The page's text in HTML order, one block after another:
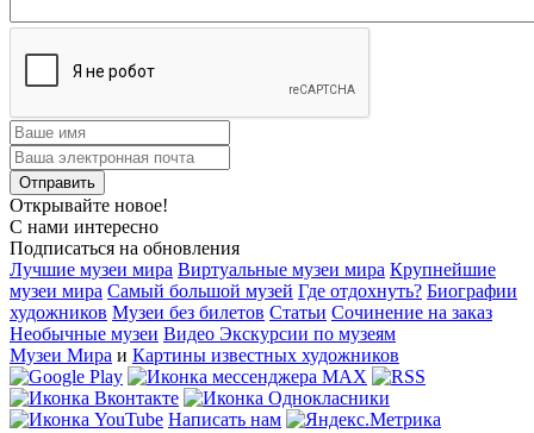
Открывайте новое!
С нами интересно
Подписаться на обновления
Лучшие музеи мира Виртуальные музеи мира Крупнейшие
музеи мира Самый большой музей Где отдохнуть? Биографии
художников Музеи без билетов Статьи Сочинение на заказ
Необычные музеи Видео Экскурсии по музеям
Музеи Мира и Картины известных художников
Написать нам